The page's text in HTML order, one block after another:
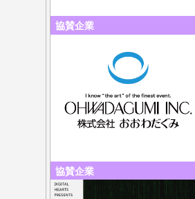
協賛企業
協賛企業